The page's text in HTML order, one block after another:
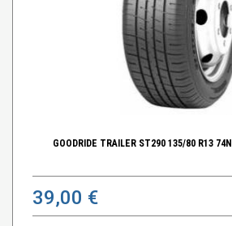
GOODRIDE TRAILER ST290 135/80 R13 74N
39,00 €